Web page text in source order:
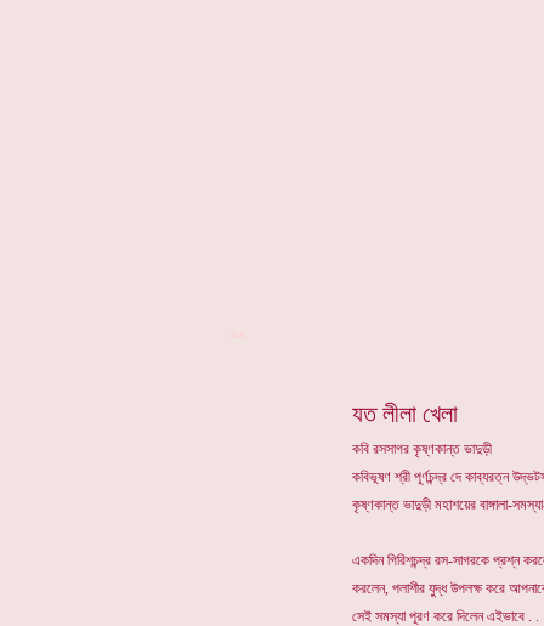
যত লীলা খেলা
কবি রসসাগর কৃষ্ণকান্ত ভাদুড়ী
কবিভূষণ শ্রী পূর্ণচন্দ্র দে কাব্যরত্ন
কৃষ্ণকান্ত ভাদুড়ী মহাশয়ের বাঙ্গালা-
একদিন গিরিশচন্দ্র রস-সাগরকে প্রশ্ন
করলেন, পলাশীর যুদ্ধ উপলক্ষ করে
সেই সমস্যা পূরণ করে দিলেন এইভাবে . .